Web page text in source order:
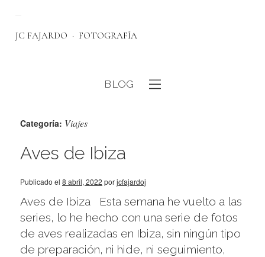
JC FAJARDO FOTOGRAFÍA
BLOG
Categoría: Viajes
Aves de Ibiza
Publicado el 8 abril, 2022 porjcfajardoj
Aves de Ibiza Esta semana he vuelto a las
series, lo he hecho con una serie de fotos
de aves realizadas en Ibiza, sin ningún tipo
de preparación, ni hide, ni seguimiento,